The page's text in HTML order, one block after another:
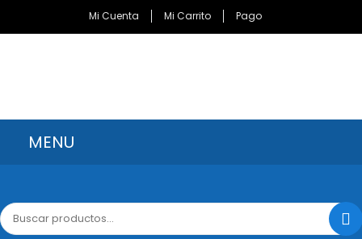
Mi Cuenta Mi Carrito Pago
MENU
CATÁLOGO